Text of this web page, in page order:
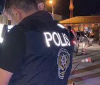
Denizli
Diyarbakır
Edirne
Elazığ